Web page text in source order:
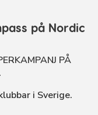
på Nordic
PÅ
i Sverige.